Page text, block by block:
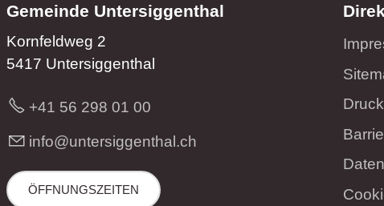
Gemeinde Untersiggenthal
Kornfeldweg 2
5417 Untersiggenthal
+41 56 298 01 00
nf nt rs gg nth ch
ÖFFNUNGSZEITEN